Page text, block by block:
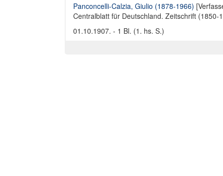
Panconcelli-Calzia, Giulio (1878-1966)
Centralblatt für Deutschland. Zeitschrift (1850-
01.10.1907. - 1 Bl. (1. hs. S.)